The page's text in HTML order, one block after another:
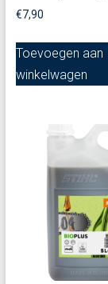
€7,90
Toevoegen aan
winkelwagen